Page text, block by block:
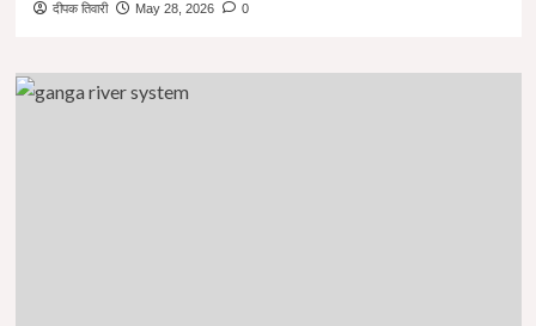
दीपक तिवारी May 28, 2026 0